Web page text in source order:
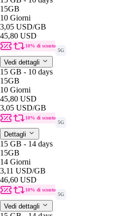
15GB
10 Giorni
3,05 USD/GB
45,80 USD
10% di sconto
5G
Vedi dettagli
15 GB - 10 days
15GB
10 Giorni
45,80 USD
3,05 USD/GB
10% di sconto
5G
Dettagli
15 GB - 14 days
15GB
14 Giorni
3,11 USD/GB
46,60 USD
10% di sconto
5G
Vedi dettagli